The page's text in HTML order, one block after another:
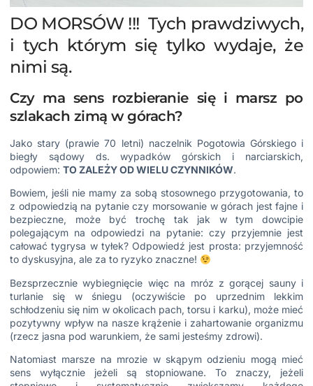
DO MORSÓW !!! Tych prawdziwych,
i tych którym się tylko wydaje, że
nimi są.
Czy ma sens rozbieranie się i marsz po
szlakach zimą w górach?
Jako stary (prawie 70 letni) naczelnik Pogotowia Górskiego i
biegły sądowy ds. wypadków górskich i narciarskich,
odpowiem: TO ZALEŻY OD WIELU CZYNNIKÓW.
Bowiem, jeśli nie mamy za sobą stosownego przygotowania, to
z odpowiedzią na pytanie czy morsowanie w górach jest fajne i
bezpieczne, może być trochę tak jak w tym dowcipie
polegającym na odpowiedzi na pytanie: czy przyjemnie jest
całować tygrysa w tyłek? Odpowiedź jest prosta: przyjemność
to dyskusyjna, ale za to ryzyko znaczne!
Bezsprzecznie wybiegnięcie więc na mróz z gorącej sauny i
turlanie się w śniegu (oczywiście po uprzednim lekkim
schłodzeniu się nim w okolicach pach, torsu i karku), może mieć
pozytywny wpływ na nasze krążenie i zahartowanie organizmu
(rzecz jasna pod warunkiem, że sami jesteśmy zdrowi).
Natomiast marsze na mrozie w skąpym odzieniu mogą mieć
sens wyłącznie jeżeli są stopniowane. To znaczy, jeżeli